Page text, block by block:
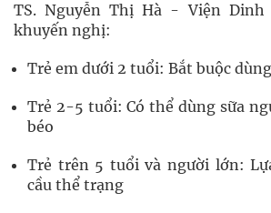
TS. Nguyễn Thị Hà - Viện Dinh
khuyến nghị:
Trẻ em dưới 2 tuổi: Bắt buộc
Trẻ 2-5 tuổi: Có thể dùng sữa
béo
Trẻ trên 5 tuổi và người lớn:
cầu thể trạng